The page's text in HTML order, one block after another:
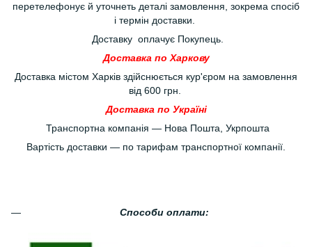
перетелефонує й уточнеть деталі замовлення, зокрема спосіб
і термін доставки.
Доставку оплачує Покупець.
Доставка по Харкову
Доставка містом Харків здійснюється кур'єром на замовлення
від 600 грн.
Доставка по Україні
Транспортна компанія — Нова Пошта, Укрпошта
Вартість доставки — по тарифам транспортної компанії.
Способи оплати: